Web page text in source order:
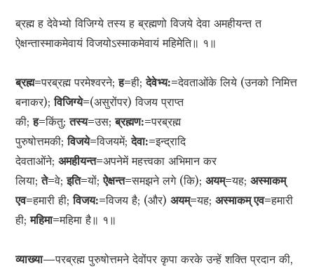
ब्रह्म ह देवेभ्यो विजिग्ये तस्य ह ब्रह्मणो विजये देवा अमहीयन्त त
ऐक्षन्तास्माकमेवायं विजयोऽस्माकमेवायं महिमेति॥ १॥
ब्रह्म=परब्रह्म परमेश्वरने;ह=ही;देवेभ्य:=देवताओंके लिये (उनको निमित्त
बनाकर);विजिग्ये=(असुरोंपर) विजय प्राप्त
की;ह=किंतु;तस्य=उस;ब्रह्मण:=परब्रह्म
पुरुषोत्तमकी;विजये=विजयमें;देवा:=इन्द्रादि
देवताओंने;अमहीयन्त=अपनेमें महत्त्वका अभिमान कर
लिया;ते=वे;इति=यों;ऐक्षन्त=समझने लगे (कि);अयम्=यह;अस्माकम्
एव=हमारी ही;विजय:=विजय है; (और)अयम्=यह;अस्माकम् एव=हमारी
ही;महिमा=महिमा है॥ १॥
व्याख्या—परब्रह्म पुरुषोत्तमने देवोंपर कृपा करके उन्हें शक्ति प्रदान की,